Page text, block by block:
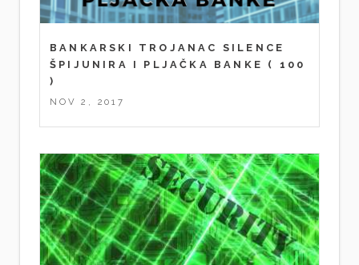
BANKARSKI TROJANAC SILENCE
ŠPIJUNIRA I PLJAČKA BANKE
( 100
)
NOV 2, 2017